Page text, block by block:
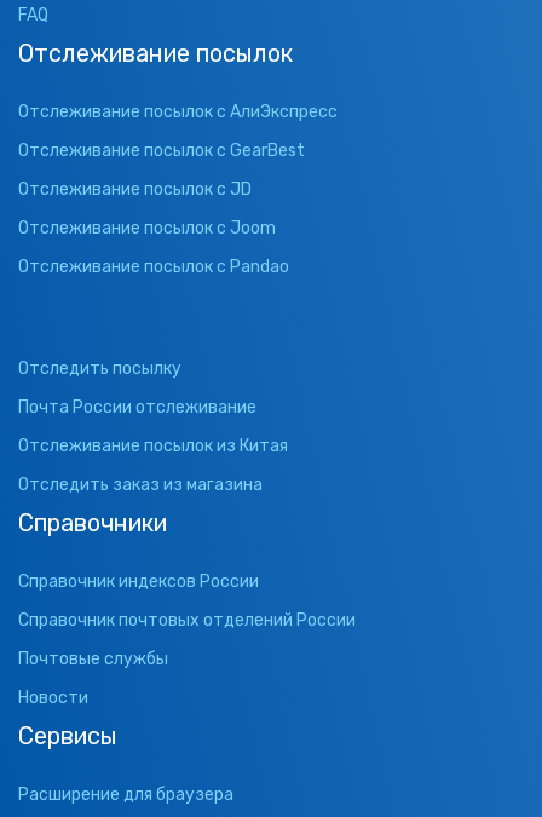
FAQ
Отслеживание посылок
Отслеживание посылок с АлиЭкспресс
Отслеживание посылок с GearBest
Отслеживание посылок с JD
Отслеживание посылок с Joom
Отслеживание посылок с Pandao
Отследить посылку
Почта России отслеживание
Отслеживание посылок из Китая
Отследить заказ из магазина
Справочники
Справочник индексов России
Справочник почтовых отделений России
Почтовые службы
Новости
Сервисы
Расширение для браузера